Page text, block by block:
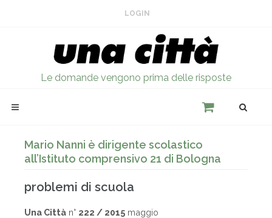
LOGIN
Le domande vengono prima delle risposte
Mario Nanni è dirigente scolastico
all’Istituto comprensivo 21 di Bologna
problemi di scuola
Una Città n° 222 / 2015 maggio